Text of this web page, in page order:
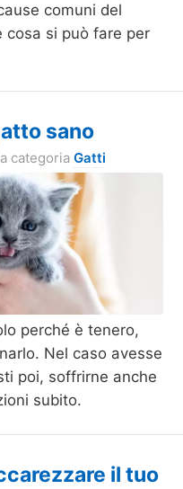
comuni del
cosa si può fare per
sano
categoria Gatti
perché è tenero,
Nel caso avesse
poi, soffrirne anche
subito.
il tuo